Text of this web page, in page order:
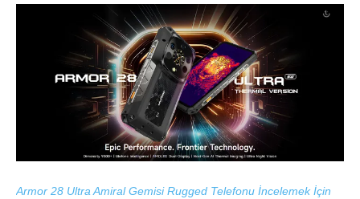
Armor 28 Ultra Amiral Gemisi Rugged Telefonu İncelemek İçin